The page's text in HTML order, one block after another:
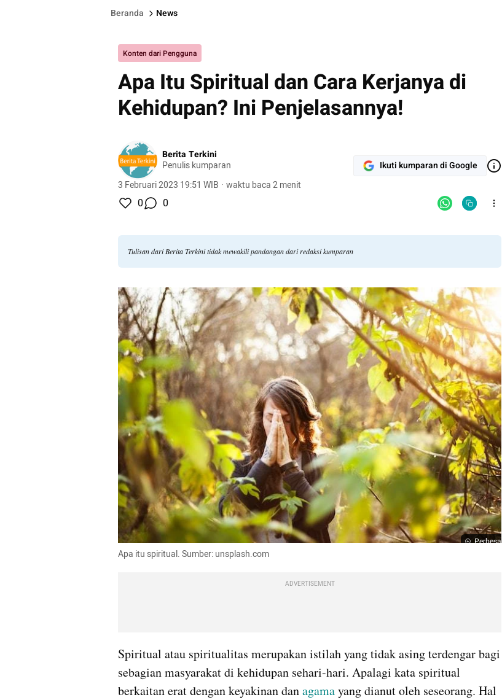
Beranda News
Konten dari Pengguna
Apa Itu Spiritual dan Cara Kerjanya di
Kehidupan? Ini Penjelasannya!
Berita Terkini
Penulis kumparan
3 Februari 2023 19:51 WIB · waktu baca 2 menit
Ikuti kumparan di Google
0 0
Tulisan dari Berita Terkini tidak mewakili pandangan dari redaksi kumparan
Perbesar
Apa itu spiritual. Sumber: unsplash.com
ADVERTISEMENT
Spiritual atau spiritualitas merupakan istilah yang tidak asing terdengar bagi
sebagian masyarakat di kehidupan sehari-hari. Apalagi kata spiritual
berkaitan erat dengan keyakinan dan agama yang dianut oleh seseorang. Hal